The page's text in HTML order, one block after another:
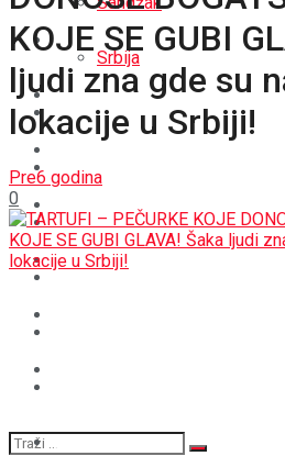
REGIJA
SVIJET
CRNA HRONIKA
STAV
Srbija
REGIJA
SVIJET
BOŠNJACI
CRNA HRONIKA
SPORT
KOJE SE GUBI
ljudi zna gde su
lokacije u Srbiji!
Pre6 godina
0